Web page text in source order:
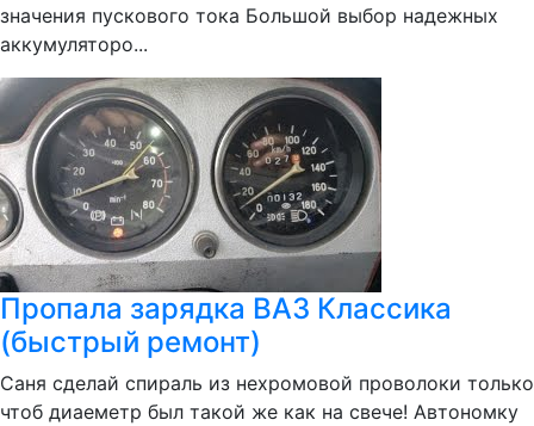
значения пускового тока Большой выбор надежных
аккумуляторо...
Пропала зарядка ВАЗ Классика
(быстрый ремонт)
Саня сделай спираль из нехромовой проволоки только
чтоб диаеметр был такой же как на свече! Автономку